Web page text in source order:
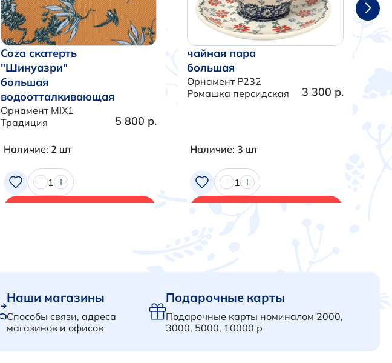
Coza скатерть
"Шинуазри"
большая
водоотталкивающая
Орнамент MIX1
Традиция
5 800 р.
Наличие: 2 шт
1
чайная пара
большая
Орнамент P232
Ромашка персидская
3 300 р.
Наличие: 3 шт
1
Наши магазины
Способы связи, адреса
магазинов и офисов
Подарочные карты
Подарочные карты номиналом 2000,
3000, 5000, 10000 р